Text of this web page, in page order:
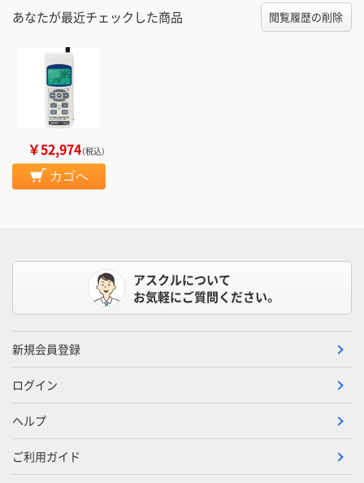
あなたが最近チェックした商品 閲覧履歴の削除
￥52,974（税込）
カゴへ
アスクルについて
お気軽にご質問ください。
新規会員登録
ログイン
ヘルプ
ご利用ガイド